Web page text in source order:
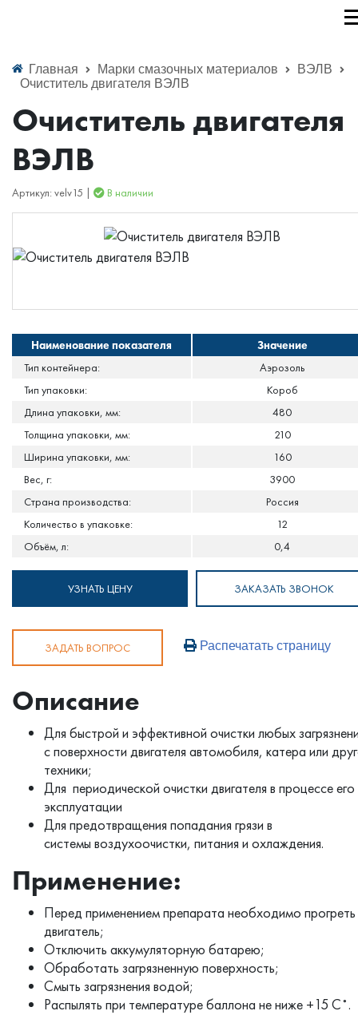
Главная Марки смазочных материалов
ВЭЛВ
Очиститель двигателя ВЭЛВ
Очиститель двигателя
ВЭЛВ
Артикул: velv15 | В наличии
Наименование показателя
Значение
Тип контейнера:
Аэрозоль
Тип упаковки:
Короб
Длина упаковки, мм:
480
Толщина упаковки, мм:
210
Ширина упаковки, мм:
160
Вес, г:
3900
Страна производства:
Россия
Количество в упаковке:
12
Объём, л:
0,4
УЗНАТЬ ЦЕНУ ЗАКАЗАТЬ ЗВОНОК
ЗАДАТЬ ВОПРОС Распечатать страницу
Описание
Для быстрой и эффективной очистки любых
с поверхности двигателя автомобиля, катера или
техники;
Для периодической очистки двигателя в процессе его
эксплуатации
Для предотвращения попадания грязи в
системы воздухоочистки, питания и охлаждения.
Применение:
Перед применением препарата необходимо прогреть
двигатель;
Отключить аккумуляторную батарею;
Обработать загрязненную поверхность;
Смыть загрязнения водой;
Распылять при температуре баллона не ниже +15 С˚.